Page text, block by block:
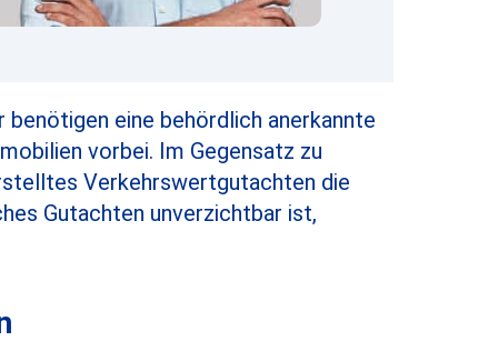
eine behördlich anerkannte
vorbei. Im Gegensatz zu
Verkehrswertgutachten die
Gutachten unverzichtbar ist,